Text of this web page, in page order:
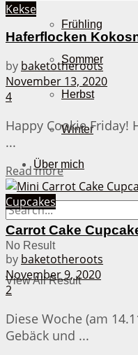
Frühling
Sommer
Herbst
Winter
Über mich
No Result
View All Result
Kekse
Haferflocken
by baketotheroots
November 13, 2020
4
Happy Cookie
...
Read moreDetails
Cupcakes
Carrot Cake
by baketotheroots
November 9, 2020
2
Diese Woche (am
Gebäck und ...